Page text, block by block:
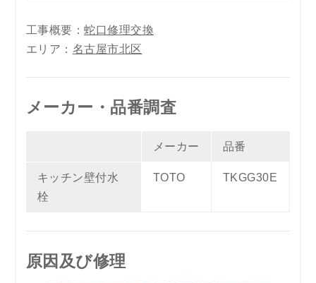
工事概要：蛇口修理交換
エリア： 名古屋市北区
メーカー・品番調査
メーカー 品番
キッチン壁付水
栓
TOTO TKGG30E
原因及び修理